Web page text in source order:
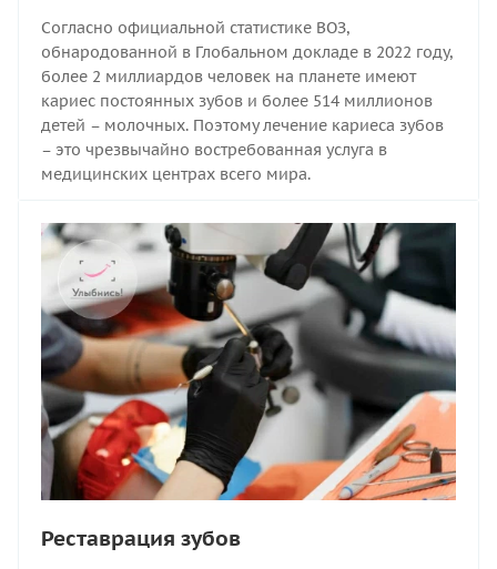
Согласно официальной статистике ВОЗ,
обнародованной в Глобальном докладе в 2022 году,
более 2 миллиардов человек на планете имеют
кариес постоянных зубов и более 514 миллионов
детей – молочных. Поэтому лечение кариеса зубов
– это чрезвычайно востребованная услуга в
медицинских центрах всего мира.
Реставрация зубов